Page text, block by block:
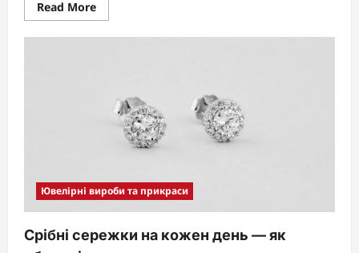
Read MoreRead
more
Більше
обручки
для
закоханих
Ювелірні вироби та прикраси
Срібні сережки на кожен день — як